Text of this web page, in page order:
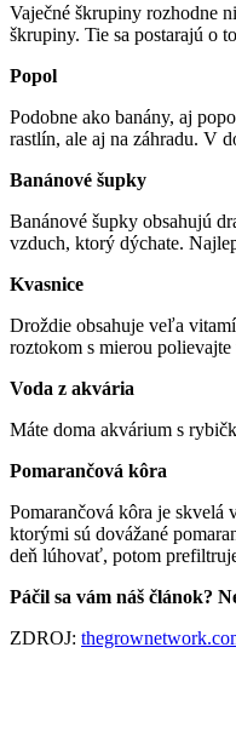
Vaječné škrupiny rozhodne
škrupiny. Tie sa postarajú o
Popol
Podobne ako banány, aj
rastlín, ale aj na záhradu. V
Banánové šupky
Banánové šupky obsahujú
vzduch, ktorý dýchate.
Kvasnice
Droždie obsahuje veľa
roztokom s mierou polievajte
Voda z akvária
Máte doma akvárium s
Pomarančová kôra
Pomarančová kôra je skvelá
ktorými sú dovážané
deň lúhovať, potom
Páčil sa vám náš článok?
ZDROJ: